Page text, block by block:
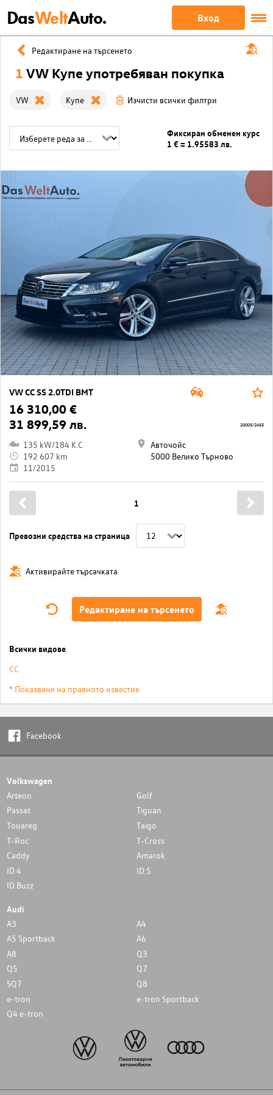
DasWeltAuto. Вход
Редактиране на търсенето
1 VW Купе употребяван покупка
VW Купе Изчисти всички филтри
Фиксиран обменен курс
1 € = 1.95583 лв.
VW CC SS 2.0TDI BMT
16 310,00 €
31 899,59 лв.
135 kW/184 K.C
192 607 km
11/2015
Авточойс
5000 Велико Търново
20005/2455
Превозни средства на страница
1
Активирайте търсачката
Редактиране на търсенето
Всички видове
CC
* Показване на правното известие
Facebook
Volkswagen
Arteon
Golf
Passat
Tiguan
Touareg
Taigo
T-Roc
T-Cross
Caddy
Amarok
ID.4
ID.5
ID.Buzz
Audi
A3
A4
A5 Sportback
A6
A8
Q3
Q5
Q7
SQ7
Q8
e-tron
e-tron Sportback
Q4 e-tron